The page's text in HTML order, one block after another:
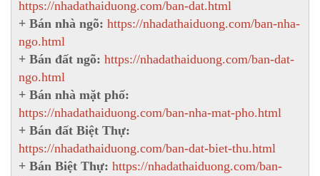
https://nhadathaiduong.com/ban-dat.html
+ Bán nhà ngõ: https://nhadathaiduong.com/ban-nha-
ngo.html
+ Bán đất ngõ: https://nhadathaiduong.com/ban-dat-
ngo.html
+ Bán nhà mặt phố:
https://nhadathaiduong.com/ban-nha-mat-pho.html
+ Bán đất Biệt Thự:
https://nhadathaiduong.com/ban-dat-biet-thu.html
+ Bán Biệt Thự: https://nhadathaiduong.com/ban-